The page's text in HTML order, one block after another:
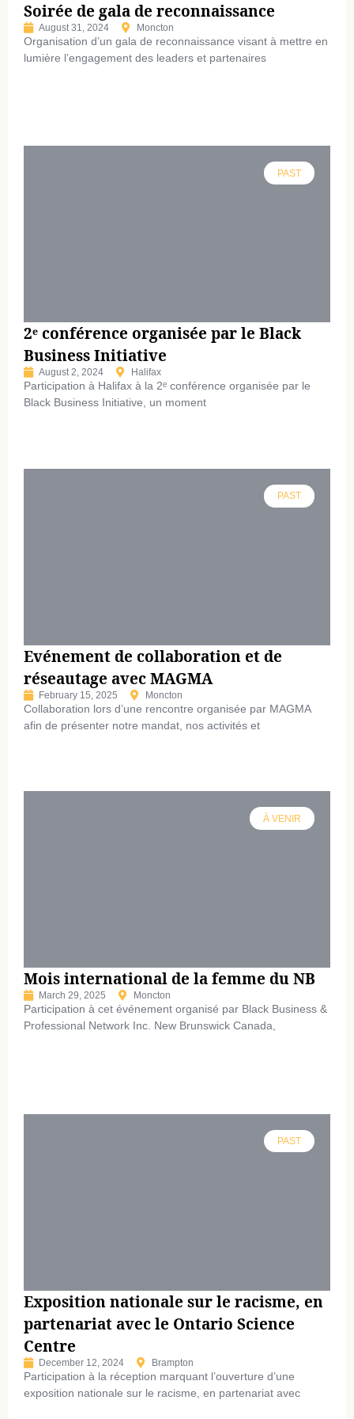
Soirée de gala de reconnaissance
August 31, 2024 Moncton
Organisation d’un gala de reconnaissance visant à mettre en
lumière l’engagement des leaders et partenaires
PAST
2ᵉ conférence organisée par le Black
Business Initiative
August 2, 2024 Halifax
Participation à Halifax à la 2ᵉ conférence organisée par le
Black Business Initiative, un moment
PAST
Evénement de collaboration et de
réseautage avec MAGMA
February 15, 2025 Moncton
Collaboration lors d’une rencontre organisée par MAGMA
afin de présenter notre mandat, nos activités et
À VENIR
Mois international de la femme du NB
March 29, 2025 Moncton
Participation à cet événement organisé par Black Business &
Professional Network Inc. New Brunswick Canada,
PAST
Exposition nationale sur le racisme, en
partenariat avec le Ontario Science
Centre
December 12, 2024 Brampton
Participation à la réception marquant l’ouverture d’une
exposition nationale sur le racisme, en partenariat avec